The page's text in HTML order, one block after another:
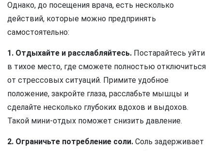
Однако, до посещения врача, есть несколько
действий, которые можно предпринять
самостоятельно:
1. Отдыхайте и расслабляйтесь. Постарайтесь уйти
в тихое место, где сможете полностью отключиться
от стрессовых ситуаций. Примите удобное
положение, закройте глаза, расслабьте мышцы и
сделайте несколько глубоких вдохов и выдохов.
Такой мини-отдых поможет снизить давление.
2. Ограничьте потребление соли. Соль задерживает